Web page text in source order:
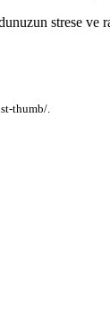
strese
thumb/.